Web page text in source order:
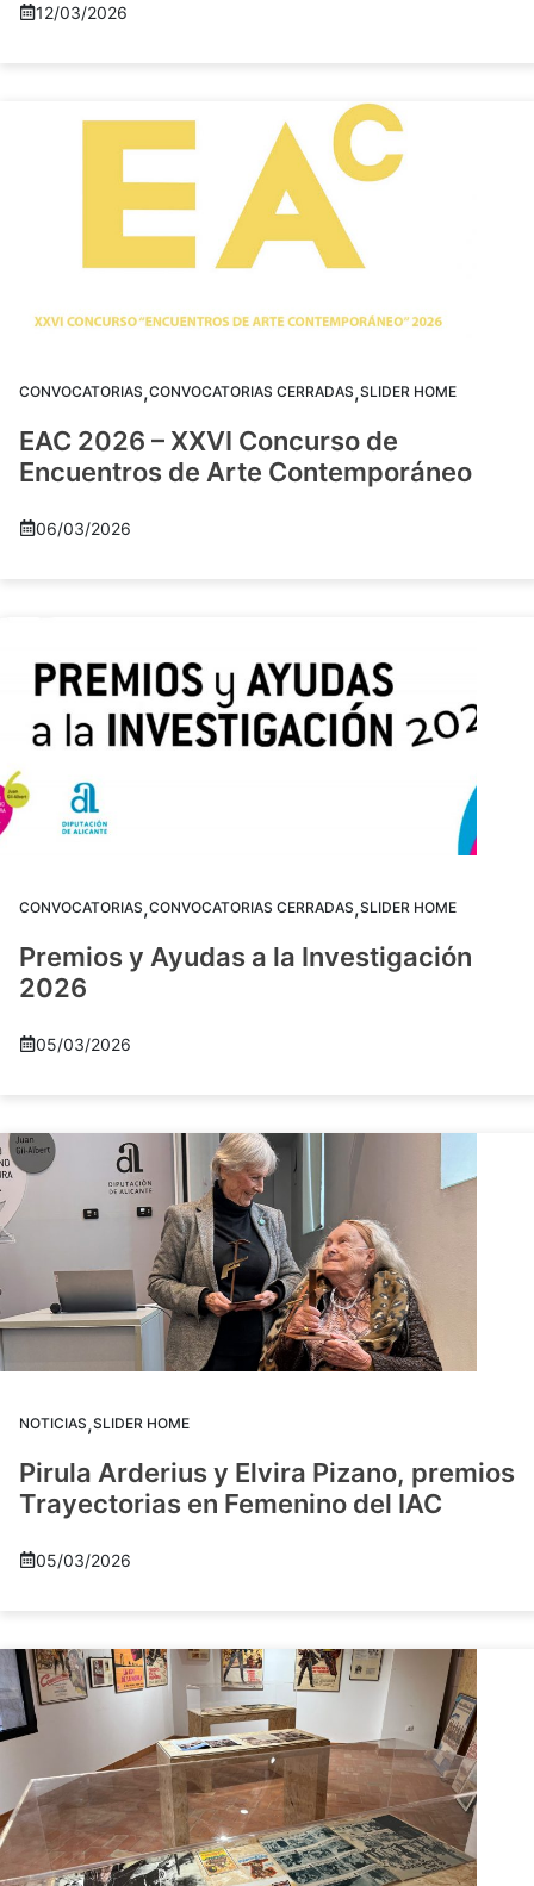
12/03/2026
CONVOCATORIAS,CONVOCATORIAS CERRADAS,SLIDER HOME
EAC 2026 – XXVI Concurso de
Encuentros de Arte Contemporáneo
06/03/2026
CONVOCATORIAS,CONVOCATORIAS CERRADAS,SLIDER HOME
Premios y Ayudas a la Investigación
2026
05/03/2026
NOTICIAS,SLIDER HOME
Pirula Arderius y Elvira Pizano, premios
Trayectorias en Femenino del IAC
05/03/2026